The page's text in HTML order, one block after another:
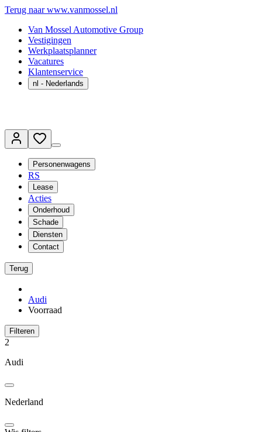
Terug naar www.vanmossel.nl
Van Mossel Automotive Group
Vestigingen
Werkplaatsplanner
Vacatures
Klantenservice
nl - Nederlands
Personenwagens
RS
Lease
Acties
Onderhoud
Schade
Diensten
Contact
Terug
Audi
Voorraad
Filteren
2
Audi
Nederland